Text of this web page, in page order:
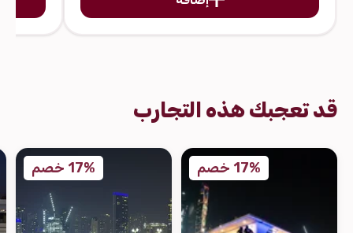
قد تعجبك هذه التجارب
17% خصم 17% خصم